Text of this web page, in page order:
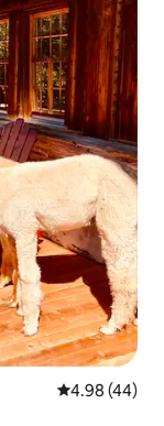
平均评分
4.98 (44)